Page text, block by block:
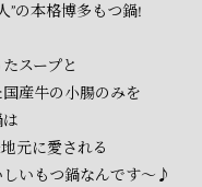
”の本格博多もつ鍋!
スープと
産牛の小腸のみを
元に愛される
しいもつ鍋なんです〜♪